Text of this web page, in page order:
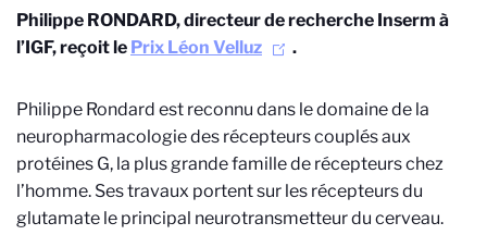
Philippe RONDARD, directeur de recherche Inserm à
l’IGF, reçoit le Prix Léon Velluz .
Philippe Rondard est reconnu dans le domaine de la
neuropharmacologie des récepteurs couplés aux
protéines G, la plus grande famille de récepteurs chez
l’homme. Ses travaux portent sur les récepteurs du
glutamate le principal neurotransmetteur du cerveau.